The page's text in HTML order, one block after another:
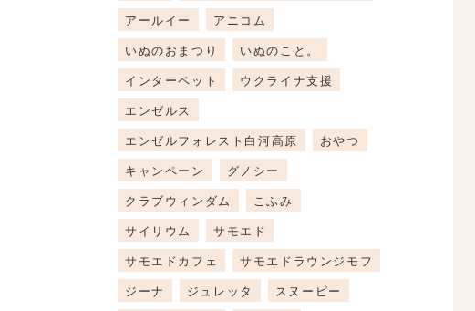
アールイー
アニコム
いぬのおまつり
いぬのこと。
インターペット
ウクライナ支援
エンゼルス
エンゼルフォレスト白河高原
おやつ
キャンペーン
グノシー
クラブウィンダム
こふみ
サイリウム
サモエド
サモエドカフェ
サモエドラウンジモフ
ジーナ
ジュレッタ
スヌーピー